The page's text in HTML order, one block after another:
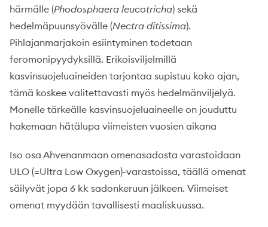
härmälle (Phodosphaera leucotricha) sekä
hedelmäpuunsyövälle (Nectra ditissima).
Pihlajanmarjakoin esiintyminen todetaan
feromonipyydyksillä. Erikoisviljelmillä
kasvinsuojeluaineiden tarjontaa supistuu koko ajan,
tämä koskee valitettavasti myös hedelmänviljelyä.
Monelle tärkeälle kasvinsuojeluaineelle on jouduttu
hakemaan hätälupa viimeisten vuosien aikana
Iso osa Ahvenanmaan omenasadosta varastoidaan
ULO (=Ultra Low Oxygen)-varastoissa, täällä omenat
säilyvät jopa 6 kk sadonkeruun jälkeen. Viimeiset
omenat myydään tavallisesti maaliskuussa.